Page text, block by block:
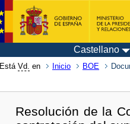
Castellano
Está Vd. en Inicio BOE
Resolución de la